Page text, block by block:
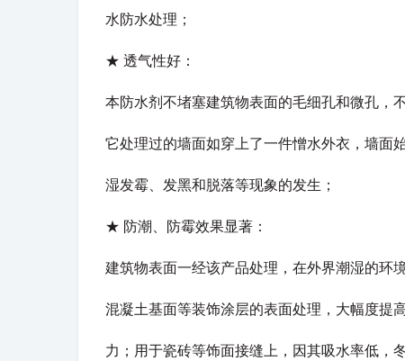
水防水处理；
★ 透气性好：
本防水剂不堵塞建筑物表面的毛细孔和微孔，
它处理过的墙面如穿上了一件憎水外衣，墙面
湿发霉、发黑和脱落等现象的发生；
★ 防潮、防霉效果显著：
建筑物表面一经该产品处理，在外界潮湿的环
混凝土基面等装饰涂层的表面处理，大幅度提
力；用于瓷砖等饰面接缝上，因其吸水率低，